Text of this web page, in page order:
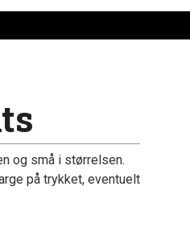
og små i størrelsen.
på trykket, eventuelt